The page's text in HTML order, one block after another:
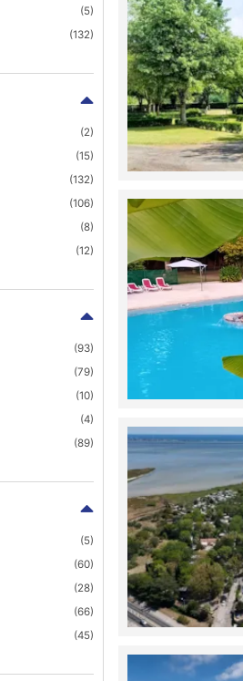
(5)
(132)
(2)
(15)
(132)
(106)
(8)
(12)
(93)
(79)
(10)
(4)
(89)
(5)
(60)
(28)
(66)
(45)